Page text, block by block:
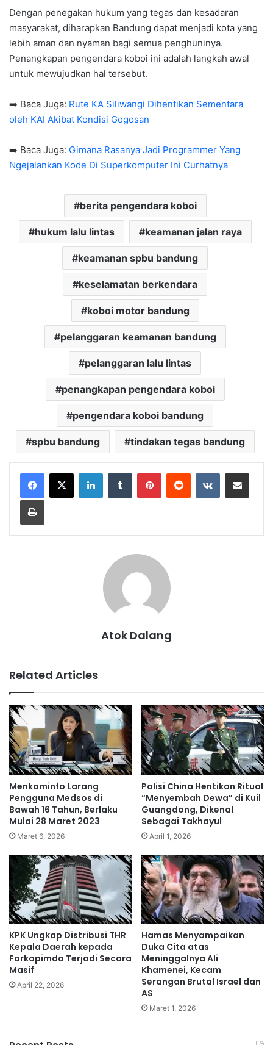
Dengan penegakan hukum yang tegas dan kesadaran
masyarakat, diharapkan Bandung dapat menjadi kota yang
lebih aman dan nyaman bagi semua penghuninya.
Penangkapan pengendara koboi ini adalah langkah awal
untuk mewujudkan hal tersebut.
➡️ Baca Juga: Rute KA Siliwangi Dihentikan Sementara
oleh KAI Akibat Kondisi Gogosan
➡️ Baca Juga: Gimana Rasanya Jadi Programmer Yang
Ngejalankan Kode Di Superkomputer Ini Curhatnya
berita pengendara koboi
hukum lalu lintas keamanan jalan raya
keamanan spbu bandung
keselamatan berkendara
koboi motor bandung
pelanggaran keamanan bandung
pelanggaran lalu lintas
penangkapan pengendara koboi
pengendara koboi bandung
spbu bandung tindakan tegas bandung
LinkedInTumblr PinterestReddit VKontakteShare via Email
Print
Atok Dalang
Related Articles
Menkominfo Larang
Pengguna Medsos di
Bawah 16 Tahun, Berlaku
Mulai 28 Maret 2023
Maret 6, 2026
Polisi China Hentikan Ritual
“Menyembah Dewa” di Kuil
Guangdong, Dikenal
Sebagai Takhayul
April 1, 2026
KPK Ungkap Distribusi THR
Kepala Daerah kepada
Forkopimda Terjadi Secara
Masif
April 22, 2026
Hamas Menyampaikan
Duka Cita atas
Meninggalnya Ali
Khamenei, Kecam
Serangan Brutal Israel dan
AS
Maret 1, 2026